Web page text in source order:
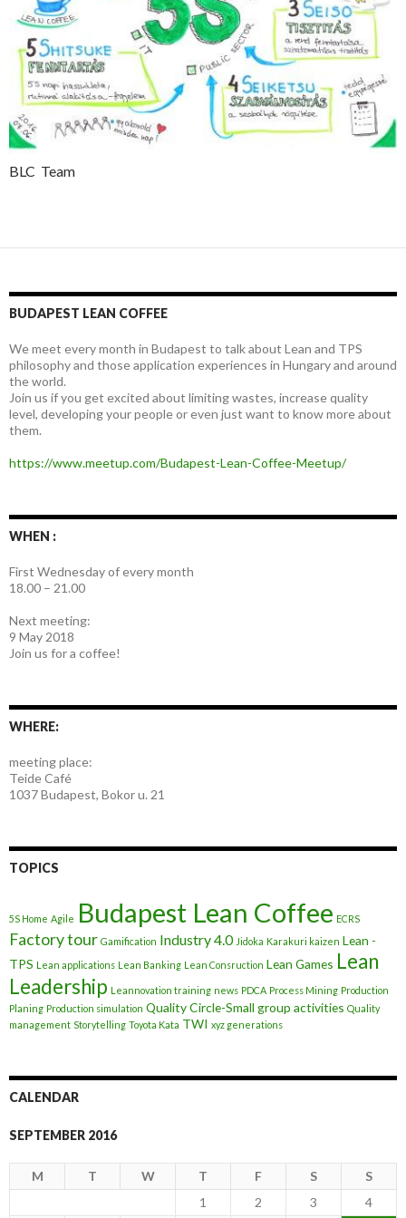
BLC Team
BUDAPEST LEAN COFFEE
We meet every month in Budapest to talk about Lean and TPS
philosophy and those application experiences in Hungary and around
the world.
Join us if you get excited about limiting wastes, increase quality
level, developing your people or even just want to know more about
them.
https://www.meetup.com/Budapest-Lean-Coffee-Meetup/
WHEN :
First Wednesday of every month
18.00 – 21.00
Next meeting:
9 May 2018
Join us for a coffee!
WHERE:
meeting place:
Teide Café
1037 Budapest, Bokor u. 21
TOPICS
5S Home Agile Budapest Lean Coffee ECRS
Factory tour Gamification Industry 4.0 Jidoka Karakuri kaizen Lean -
TPS Lean applications Lean Banking Lean Consruction Lean Games Lean
Leadership Leannovation training news PDCA Process Mining Production
Planing Production simulation Quality Circle-Small group activities Quality
management Storytelling Toyota Kata TWI xyz generations
CALENDAR
SEPTEMBER 2016
M T W T F S S
1 2 3
4